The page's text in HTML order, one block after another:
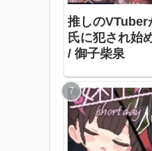
推しのVTuber
氏に犯され始
/ 御子柴泉